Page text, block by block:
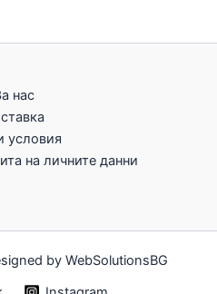
нас
условия
на личните данни
by WebSolutionsBG